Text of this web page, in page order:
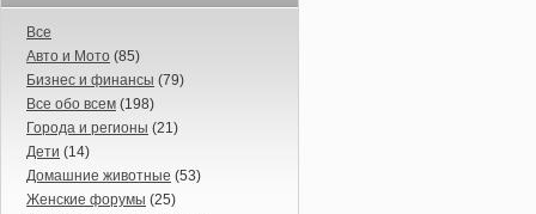
Все
Авто и Мото (85)
Бизнес и финансы (79)
Все обо всем (198)
Города и регионы (21)
Дети (14)
Домашние животные (53)
Женские форумы (25)